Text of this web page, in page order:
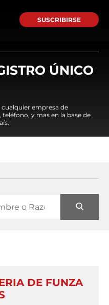
SUSCRIBIRSE
ÚNICO
cualquier empresa de
y mas en la base de
DE FUNZA